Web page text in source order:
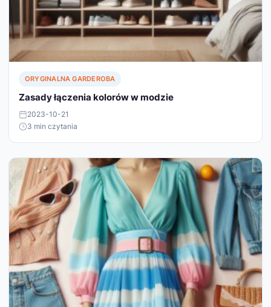
ORYGINALNA GARDEROBA
Zasady łączenia kolorów w modzie
2023-10-21
3 min czytania